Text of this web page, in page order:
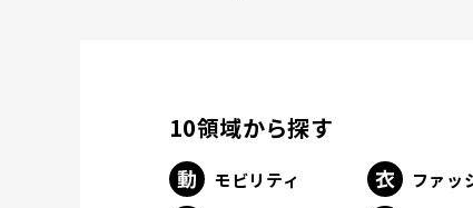
10領域から探す
モビリティ ファッ